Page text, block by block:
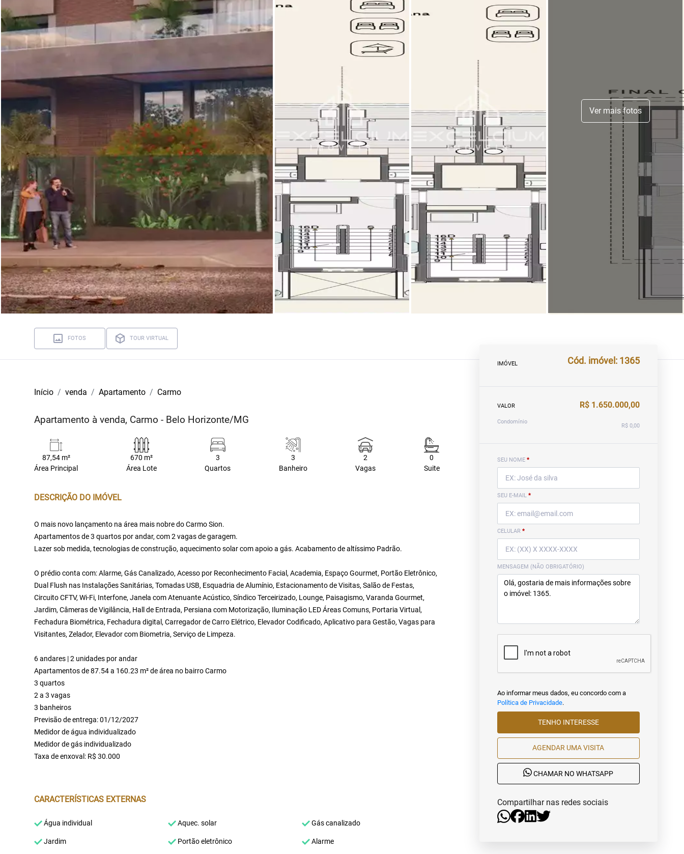
Ver mais fotos
FOTOS TOUR VIRTUAL
Início venda Apartamento Carmo
Apartamento à venda, Carmo - Belo Horizonte/MG
87,54 m²
Área Principal
670 m²
Área Lote
3
Quartos
3
Banheiro
2
Vagas
0
Suite
DESCRIÇÃO DO IMÓVEL
O mais novo lançamento na área mais nobre do Carmo Sion.
Apartamentos de 3 quartos por andar, com 2 vagas de garagem.
Lazer sob medida, tecnologias de construção, aquecimento solar com apoio a gás. Acabamento de altíssimo Padrão.
O prédio conta com: Alarme, Gás Canalizado, Acesso por Reconhecimento Facial, Academia, Espaço Gourmet, Portão Eletrônico,
Dual Flush nas Instalações Sanitárias, Tomadas USB, Esquadria de Alumínio, Estacionamento de Visitas, Salão de Festas,
Circuito CFTV, Wi-Fi, Interfone, Janela com Atenuante Acústico, Síndico Terceirizado, Lounge, Paisagismo, Varanda Gourmet,
Jardim, Câmeras de Vigilância, Hall de Entrada, Persiana com Motorização, Iluminação LED Áreas Comuns, Portaria Virtual,
Fechadura Biométrica, Fechadura digital, Carregador de Carro Elétrico, Elevador Codificado, Aplicativo para Gestão, Vagas para
Visitantes, Zelador, Elevador com Biometria, Serviço de Limpeza.
6 andares | 2 unidades por andar
Apartamentos de 87.54 a 160.23 m² de área no bairro Carmo
3 quartos
2 a 3 vagas
3 banheiros
Previsão de entrega: 01/12/2027
Medidor de água individualizado
Medidor de gás individualizado
Taxa de enxoval: R$ 30.000
CARACTERÍSTICAS EXTERNAS
Água individual Aquec. solar Gás canalizado
Jardim Portão eletrônico Alarme
IMÓVEL Cód. imóvel: 1365
VALOR R$ 1.650.000,00
Condomínio
R$ 0,00
SEU NOME *
SEU E-MAIL *
CELULAR *
MENSAGEM (NÃO OBRIGATÓRIO)
Ao informar meus dados, eu concordo com a
Política de Privacidade.
TENHO INTERESSE
AGENDAR UMA VISITA
CHAMAR NO WHATSAPP
Compartilhar nas redes sociais